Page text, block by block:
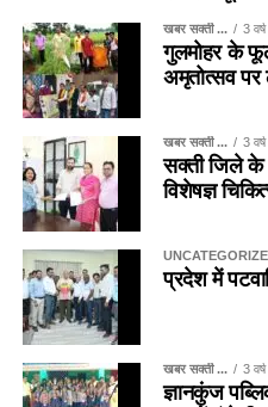
खबर सक्ती ... 3
गुलमोहर के
अमृतोत्सव पर
खबर सक्ती ... 3
सक्ती जिले के
विशेषज्ञ
प्रदेश में
खबर सक्ती ... 3
ज्ञानकुंज